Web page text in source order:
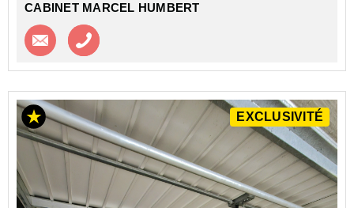
CABINET MARCEL HUMBERT
Contacter l'agence
EXCLUSIVITÉ